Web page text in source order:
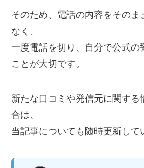
そのため、電話の内容をそのま
なく、
一度電話を切り、自分で公式の
ことが大切です。
新たな口コミや発信元に関する
合は、
当記事についても随時更新して